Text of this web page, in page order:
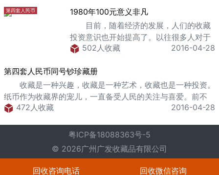
已经退出纸币市场，但是却在收藏市场掀
起了热潮，
第四套人民币
1980年100元意义非凡
目前，随着经济的发展，人们的收藏
投资意识也开始提高了。以往很多人对于
投资都是十分害怕的，不敢轻易接触。然
爱好者进入到人民币收藏投资的队伍之中
来。根据笔者的了解，现在
502人收藏 2016-04-28
第四套人民币同号钞珍藏册
收藏是一种兴趣，收藏是一种艺术，收藏也是一种投资。
纸币作为收藏界的宠儿，一直备受人民的关注与喜爱。前不
久，纸币收藏界升起了一颗新星，那就是第四套人民币同号
472人收藏 2016-04-28
粤ICP备18088363号-5
© 2026广州广发收藏品有限公司
回收咨询电话 回收微信咨询